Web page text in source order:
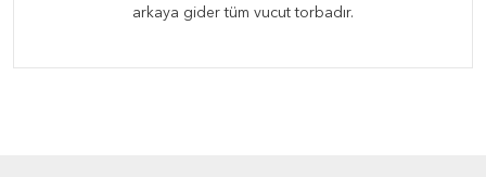
arkaya gider tüm vucut torbadır.